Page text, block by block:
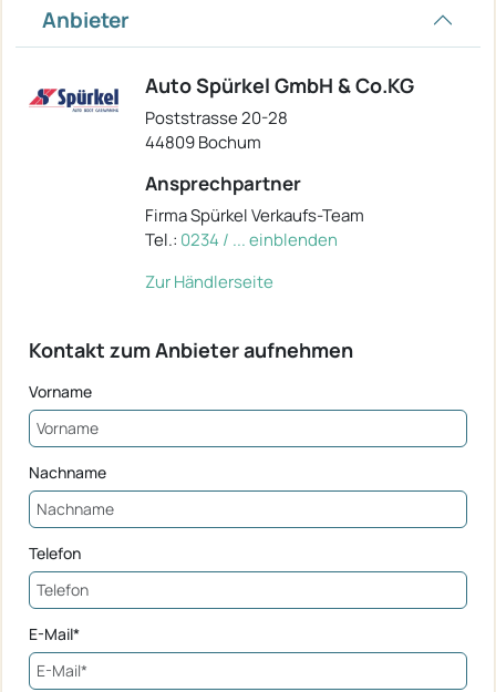
Anbieter
Auto Spürkel GmbH & Co.KG
Poststrasse 20-28
44809 Bochum
Ansprechpartner
Firma Spürkel Verkaufs-Team
Tel.: 0234 / ... einblenden
Zur Händlerseite
Kontakt zum Anbieter aufnehmen
Vorname
Nachname
Telefon
E-Mail*